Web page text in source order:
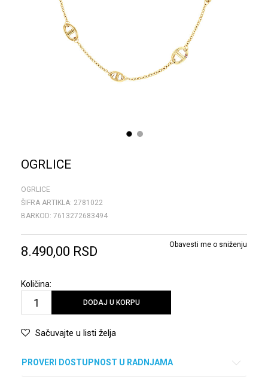
1 2
OGRLICE
OGRLICE
ŠIFRA ARTIKLA: 2781022
BARKOD: 7613272683494
8.490,00 RSD Obavesti me o sniženju
Količina:
DODAJ U KORPU
Sačuvajte u listi želja
PROVERI DOSTUPNOST U RADNJAMA